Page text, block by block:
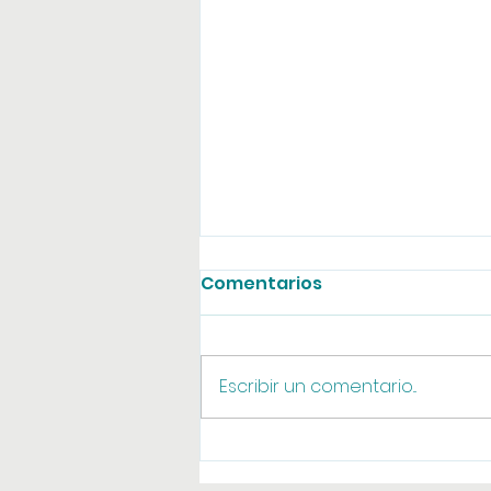
Agosto online
Comentarios
Escribir un comentario...